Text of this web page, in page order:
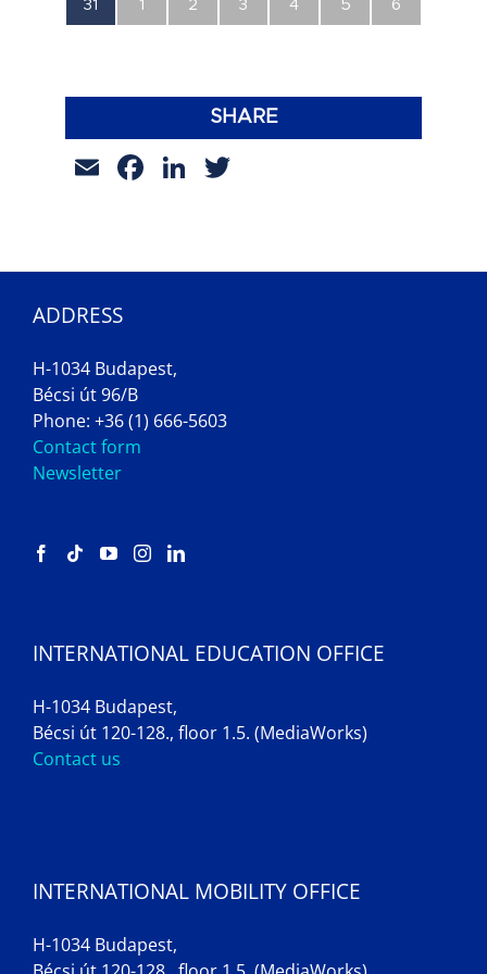
0
esemény,
31
0
esemény,
1
0
esemény,
2
0
esemény,
3
0
esemény,
4
0
esemény,
5
0
esemény,
6
SHARE
EmailFacebook
LinkedIn
ADDRESS
H-1034 Budapest,
Bécsi út 96/B
Phone: +36 (1) 666-5603
Contact form
Newsletter
INTERNATIONAL EDUCATION OFFICE
H-1034 Budapest,
Bécsi út 120-128., floor 1.5. (MediaWorks)
Contact us
INTERNATIONAL MOBILITY OFFICE
H-1034 Budapest,